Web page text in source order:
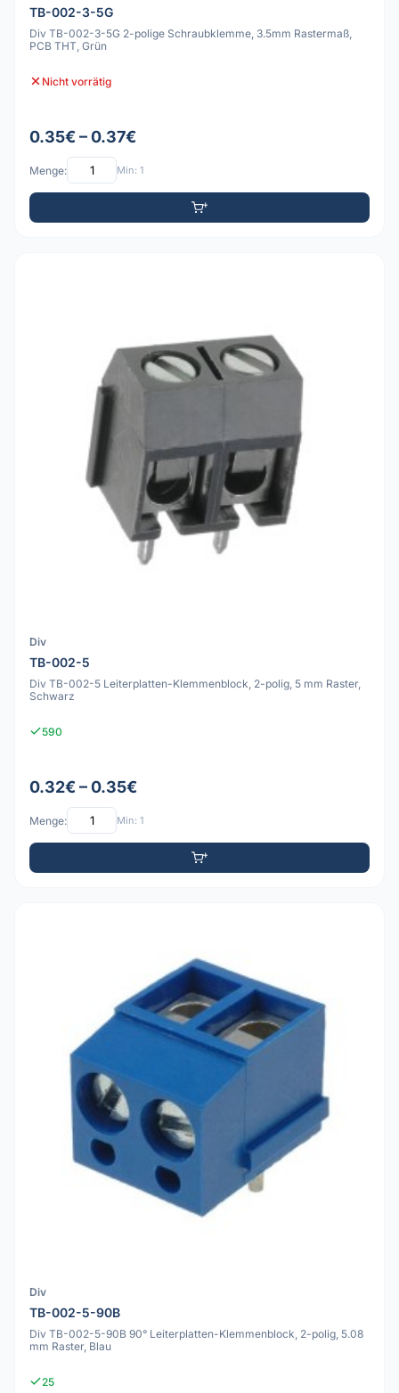
TB-002-3-5G
Div TB-002-3-5G 2-polige Schraubklemme, 3.5mm Rastermaß,
PCB THT, Grün
Nicht vorrätig
0.35€ – 0.37€
Menge: Min: 1
Div
TB-002-5
Div TB-002-5 Leiterplatten-Klemmenblock, 2-polig, 5 mm Raster,
Schwarz
590
0.32€ – 0.35€
Menge: Min: 1
Div
TB-002-5-90B
Div TB-002-5-90B 90° Leiterplatten-Klemmenblock, 2-polig, 5.08
mm Raster, Blau
25